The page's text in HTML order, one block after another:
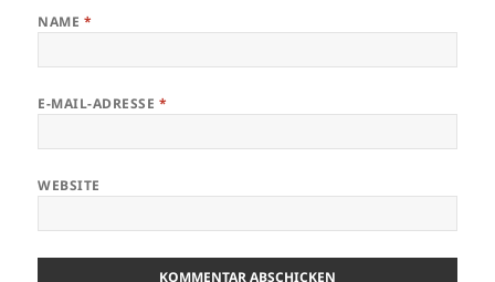
NAME *
E-MAIL-ADRESSE *
WEBSITE